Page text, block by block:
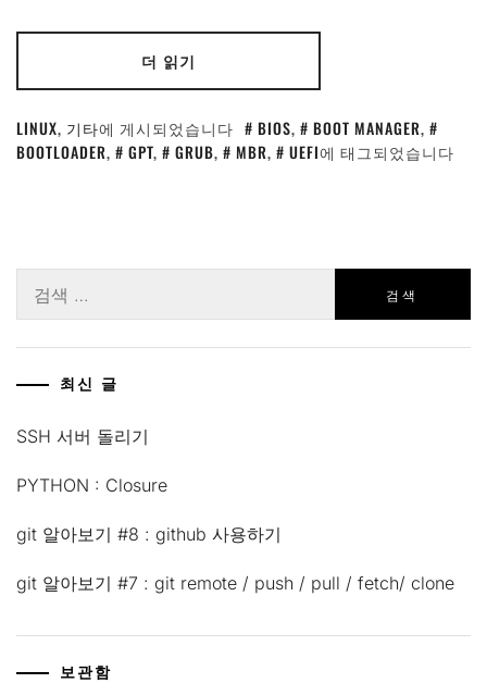
더 읽기
LINUX, 기타에 게시되었습니다 BIOS, BOOT MANAGER,
BOOTLOADER, GPT, GRUB, MBR, UEFI에 태그되었습니다
색:
최신 글
SSH 서버 돌리기
PYTHON : Closure
git 알아보기 #8 : github 사용하기
git 알아보기 #7 : git remote / push / pull / fetch/ clone
보관함